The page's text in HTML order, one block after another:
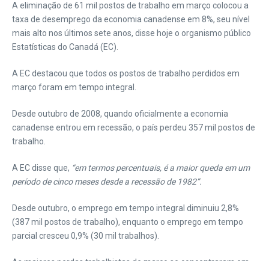
A eliminação de 61 mil postos de trabalho em março colocou a
taxa de desemprego da economia canadense em 8%, seu nível
mais alto nos últimos sete anos, disse hoje o organismo público
Estatísticas do Canadá (EC).
A EC destacou que todos os postos de trabalho perdidos em
março foram em tempo integral.
Desde outubro de 2008, quando oficialmente a economia
canadense entrou em recessão, o país perdeu 357 mil postos de
trabalho.
A EC disse que, “em termos percentuais, é a maior queda em um
período de cinco meses desde a recessão de 1982”.
Desde outubro, o emprego em tempo integral diminuiu 2,8%
(387 mil postos de trabalho), enquanto o emprego em tempo
parcial cresceu 0,9% (30 mil trabalhos).